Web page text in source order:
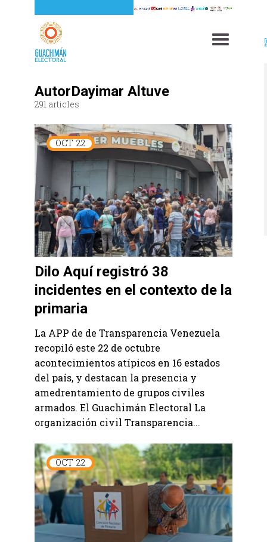
AutorDayimar Altuve
291 articles
OCT 22
Dilo Aquí registró 38
incidentes en el contexto de la
primaria
La APP de de Transparencia Venezuela
recopiló este 22 de octubre
acontecimientos atípicos en 16 estados
del país, y destacan la presencia y
amedrentamiento de grupos civiles
armados. El Guachimán Electoral La
organización civil Transparencia...
OCT 22